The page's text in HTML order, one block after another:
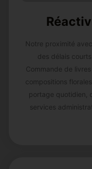
Notre proximité
des délais
Commande de
compositions
portage quotidien,
services